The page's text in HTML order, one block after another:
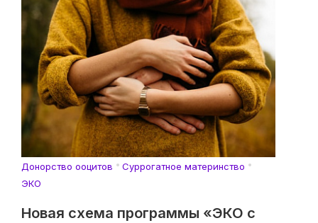
Донорство ооцитов
Суррогатное материнство
ЭКО
Новая схема программы «ЭКО с